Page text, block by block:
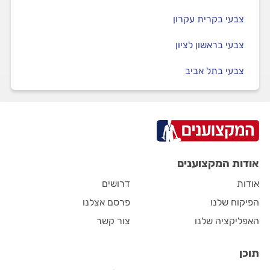
צבעי בקרית עקרון
צבעי בראשון לציון
צבעי בתל אביב
אודות המקצוענים
אודות
הפיקוח שלנו
האפליקציה שלנו
דרושים
פרסם אצלנו
צור קשר
תוכן